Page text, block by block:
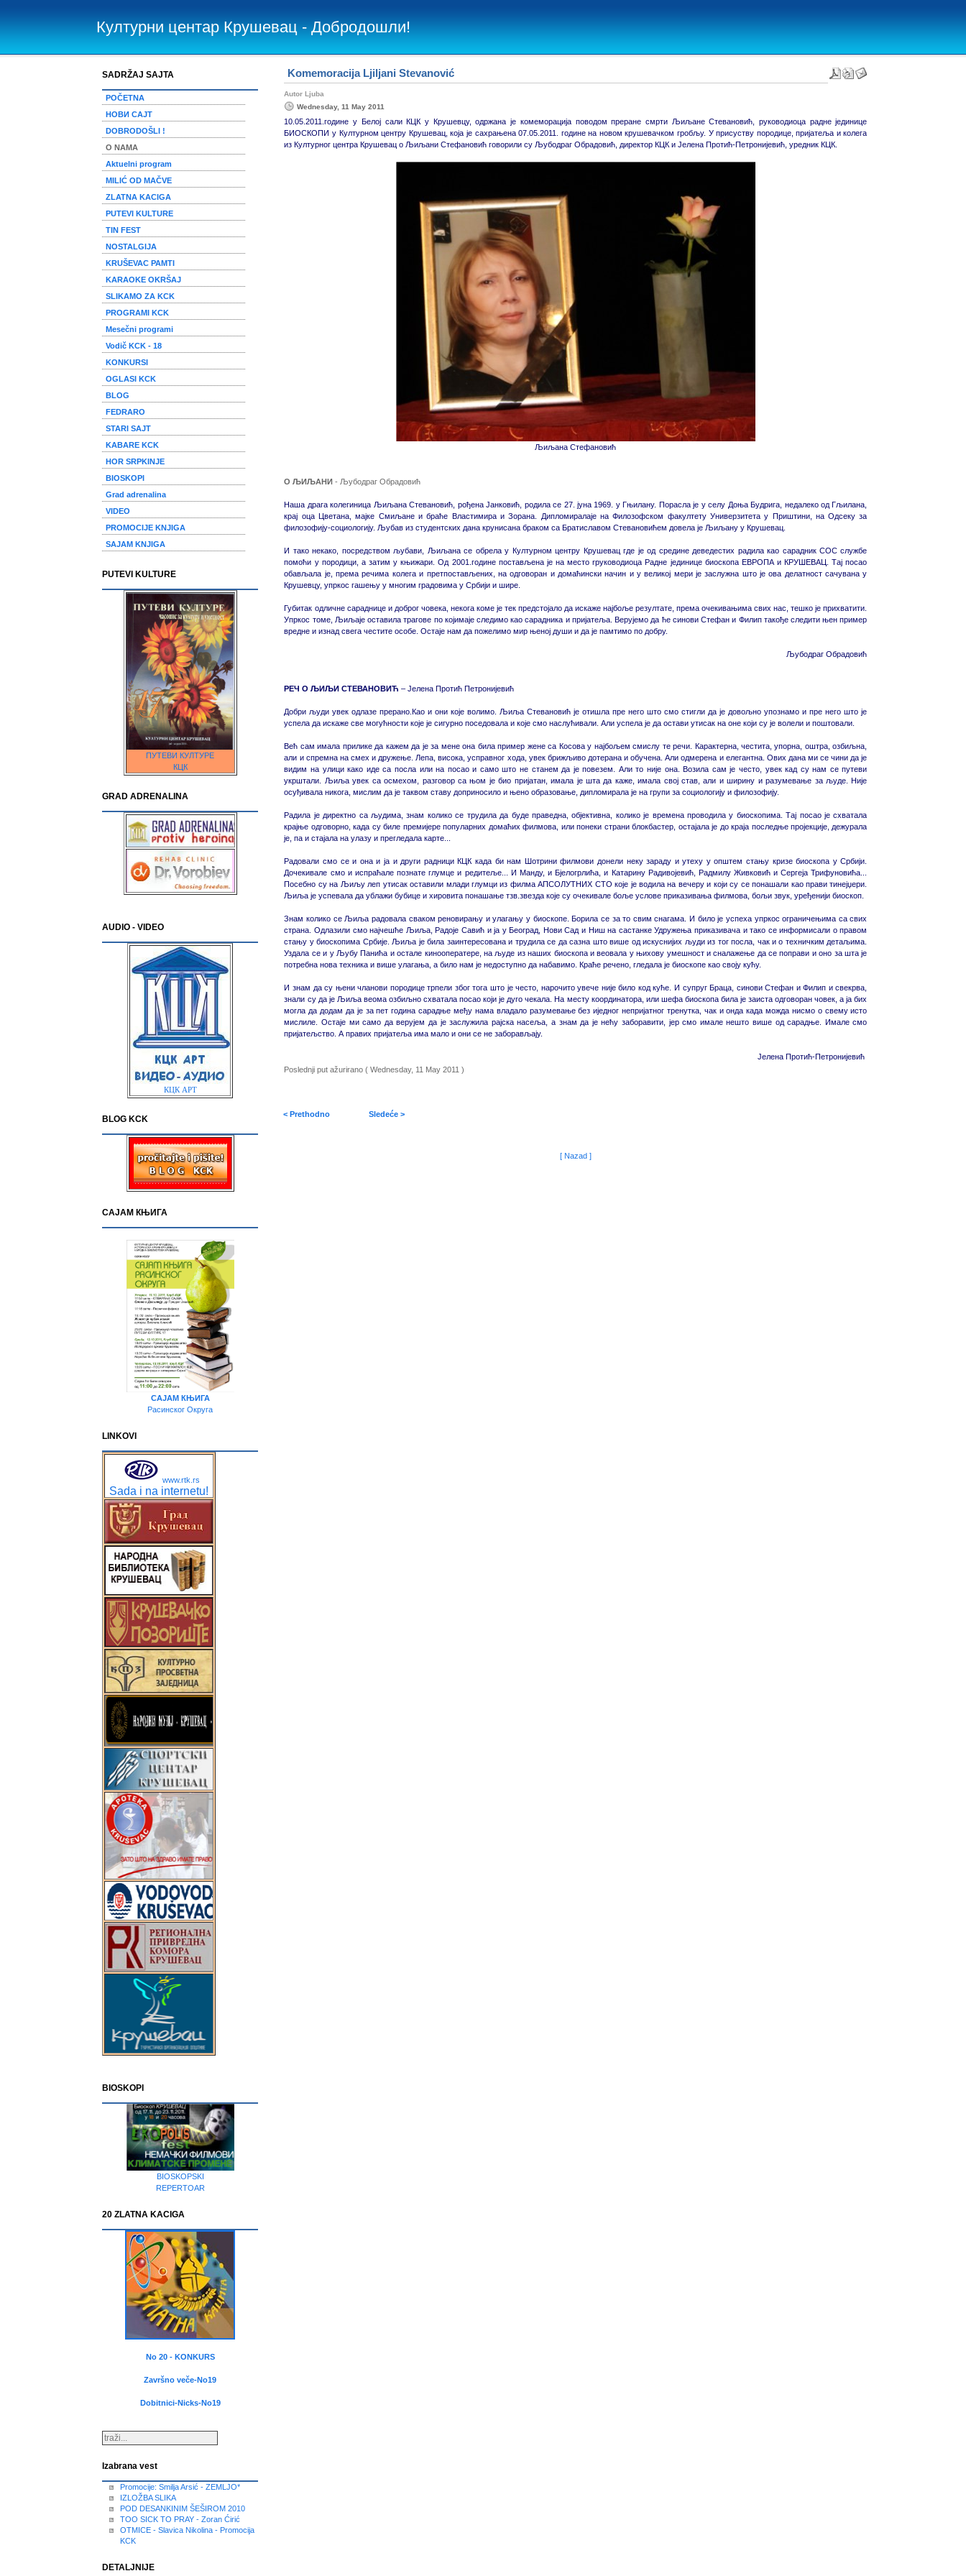
Културни центар Крушевац - Добродошли!
SADRŽAJ SAJTA
POČETNA
НОВИ САЈТ
DOBRODOŠLI !
O NAMA
Aktuelni program
MILIĆ OD MAČVE
ZLATNA KACIGA
PUTEVI KULTURE
TIN FEST
NOSTALGIJA
KRUŠEVAC PAMTI
KARAOKE OKRŠAJ
SLIKAMO ZA KCK
PROGRAMI KCK
Mesečni programi
Vodič KCK - 18
KONKURSI
OGLASI KCK
BLOG
FEDRARO
STARI SAJT
KABARE KCK
HOR SRPKINJE
BIOSKOPI
Grad adrenalina
VIDEO
PROMOCIJE KNJIGA
SAJAM KNJIGA
PUTEVI KULTURE
ПУТЕВИ КУЛТУРЕ
КЦК
GRAD ADRENALINA
AUDIO - VIDEO
КЦК АРТ
BLOG KCK
САЈАМ КЊИГА
САЈАМ КЊИГА
Расинског Округа
LINKOVI
www.rtk.rs
Sada i na internetu!
BIOSKOPI
BIOSKOPSKI
REPERTOAR
20 ZLATNA KACIGA
No 20 - KONKURS
Završno veče-No19
Dobitnici-Nicks-No19
Izabrana vest
Promocije: Smilja Arsić - ZEMLJO*
IZLOŽBA SLIKA
POD DESANKINIM ŠEŠIROM 2010
TOO SICK TO PRAY - Zoran Ćirić
OTMICE - Slavica Nikolina - Promocija
KCK
DETALJNIJE
Komemoracija Ljiljani Stevanović
Autor Ljuba
Wednesday, 11 May 2011
10.05.2011.године у Белој сали КЦК у Крушевцу, одржана је комеморација поводом преране смрти Љиљане Стевановић,руководиоца радне јединице
БИОСКОПИ у Културном центру Крушевац, која је сахрањена 07.05.2011. године на новом крушевачком гробљу. У присуству породице, пријатеља и колега
из Културног центра Крушевац о Љиљани Стефановић говорили су Љубодраг Обрадовић, директор КЦК и Јелена Протић-Петронијевић, уредник КЦК.
Љиљана Стефановић
О ЉИЉАНИ - Љубодраг Обрадовић
Наша драга колегиница Љиљана Стевановић, рођена Јанковић, родила се 27. јуна 1969. у Гњилану. Порасла је у селу Доња Будрига, недалеко од Гљилана,
крај оца Цветана, мајке Смиљане и браће Властимира и Зорана. Дипломиралаје на Филозофском факултету Универзитета у Приштини, на Одсеку за
филозофију-социологију. Љубав из студентских дана крунисана браком са Братиславом Стевановићем довела је Љиљану у Крушевац.
И тако некако, посредством љубави, Љиљана се обрела у Културном центру Крушевац где је од средине деведестих радила као сарадник СОС службе
помоћи у породици, а затим у књижари. Од 2001.године постављена је на место rруководиоца Радне јединице биоскопа ЕВРОПА и КРУШЕВАЦ. Тај посао
обављала је, према речима колега и претпостављених, на одговоран и домаћински начин и у великој мери је заслужна што је ова делатност сачувана у
Крушевцу, упркос гашењу у многим градовима у Србији и шире.
Губитак одличне сараднице и доброг човека, некога коме је тек предстојало да искаже најбоље резултате, према очекивањима свих нас, тешко је прихватити.
Упркос томе, Љиљаје оставила трагове по којимаје следимо као сарадника и пријатеља. Верујемо да ће синови Стефан и Филип такође следити њен пример
вредне и изнад свега честите особе. Остаје нам да пожелимо мир њеној души и да је памтимо по добру.
Љубодраг Обрадовић
РЕЧ О ЉИЉИ СТЕВАНОВИЋ – Јелена Протић Петронијевић
Добри људи увек одлазе прерано.Као и они које волимо. Љиља Стевановић је отишла пре него што смо стигли да је довољно упознамо и пре него што је
успела да искаже све могућности које је сигурно поседовала и које смо наслућивали. Али успела је да остави утисак на оне који су је волели и поштовали.
Већ сам имала прилике да кажем да је за мене она била пример жене са Косова у најбољем смислу те речи. Карактерна, честита, упорна, оштра, озбиљна,
али и спремна на смех и дружење. Лепа, висока, усправног хода, увек брижљиво дотерана и обучена. Али одмерена и елегантна. Ових дана ми се чини да је
видим на улици како иде са посла или на посао и само што не станем да је повезем. Али то није она. Возила сам је често, увек кад су нам се путеви
укрштали. Љиља увек са осмехом, разговор са њом је био пријатан, имала је шта да каже, имала свој став, али и ширину и разумевање за људе. Није
осуђивала никога, мислим да је таквом ставу доприносило и њено образовање, дипломирала је на групи за социологију и филозофију.
Радила је директно са људима, знам колико се трудила да буде праведна, објективна, колико је времена проводила у биоскопима. Тај посао је схватала
крајње одговорно, када су биле премијере популарних домаћих филмова, или понеки страни блокбастер, остајала је до краја последње пројекције, дежурала
је, па и стајала на улазу и прегледала карте...
Радовали смо се и она и ја и други радници КЦК када би нам Шотрини филмови донели неку зараду и утеху у општем стању кризе биоскопа у Србији.
Дочекивале смо и испраћале познате глумце и редитеље... И Манду, и Бјелогрлића, и Катарину Радивојевић, Радмилу Живковић и Сергеја Трифуновића...
Посебно су на Љиљу леп утисак оставили млади глумци из филма АПСОЛУТНИХ СТО које је водила на вечеру и који су се понашали као прави тинејџери.
Љиља је успевала да ублажи бубице и хировита понашање тзв.звезда које су очекивале боље услове приказивања филмова, бољи звук, уређенији биоскоп.
Знам колико се Љиља радовала сваком реновирању и улагању у биоскопе. Борила се за то свим снагама. И било је успеха упркос ограничењима са свих
страна. Одлазили смо најчешће Љиља, Радоје Савић и ја у Београд, Нови Сад и Ниш на састанке Удружења приказивача и тако се информисали о правом
стању у биоскопима Србије. Љиља је била заинтересована и трудила се да сазна што више од искуснијих људи из тог посла, чак и о техничким детаљима.
Уздала се и у Љубу Панића и остале кинооператере, на људе из наших биоскопа и веовала у њихову умешност и сналажење да се поправи и оно за шта је
потребна нова техника и више улагања, а било нам је недоступно да набавимо. Краће речено, гледала је биоскопе као своју кућу.
И знам да су њени чланови породице трпели због тога што је често, нарочито увече није било код куће. И супруг Браца, синови Стефан и Филип и свекрва,
знали су да је Љиља веома озбиљно схватала посао који је дуго чекала. На месту координатора, или шефа биоскопа била је заиста одговоран човек, а ја бих
могла да додам да је за пет година сарадње међу нама владало разумевање без иједног непријатног тренутка, чак и онда када можда нисмо о свему исто
мислиле. Остаје ми само да верујем да је заслужила рајска насеља, а знам да је нећу заборавити, јер смо имале нешто више од сарадње. Имале смо
пријатељство. А правих пријатеља има мало и они се не заборављају.
Јелена Протић-Петронијевић
Poslednji put ažurirano ( Wednesday, 11 May 2011 )
< Prethodno Sledeće >
[ Nazad ]